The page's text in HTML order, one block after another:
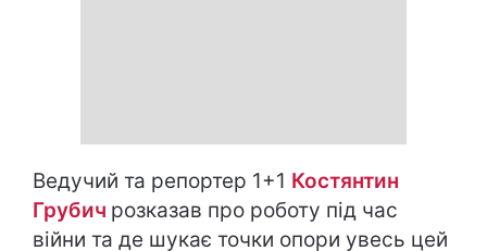
Ведучий та репортер 1+1 Костянтин
Грубич розказав про роботу під час
війни та де шукає точки опори увесь цей